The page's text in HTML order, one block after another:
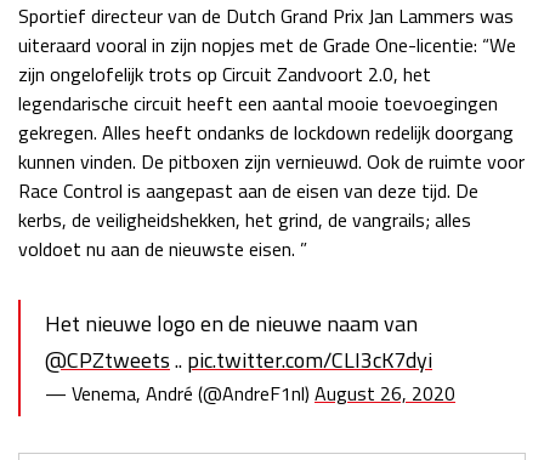
GP QATAR 2026 27 - 29 nov
Kwalificatie
za 19:00 - 20:00
Kwalificatie
za 15:00 - 16:00
Race
zo 14:00 - 16:00
Sportief directeur van de Dutch Grand Prix Jan Lammers was
uiteraard vooral in zijn nopjes met de Grade One-licentie: “We
zijn ongelofelijk trots op Circuit Zandvoort 2.0, het
legendarische circuit heeft een aantal mooie toevoegingen
gekregen. Alles heeft ondanks de lockdown redelijk doorgang
kunnen vinden. De pitboxen zijn vernieuwd. Ook de ruimte voor
Race Control is aangepast aan de eisen van deze tijd. De
kerbs, de veiligheidshekken, het grind, de vangrails; alles
voldoet nu aan de nieuwste eisen. ”
Het nieuwe logo en de nieuwe naam van
@CPZtweets..pic.twitter.com/CLI3cK7dyi
— Venema, André (@AndreF1nl) August 26, 2020